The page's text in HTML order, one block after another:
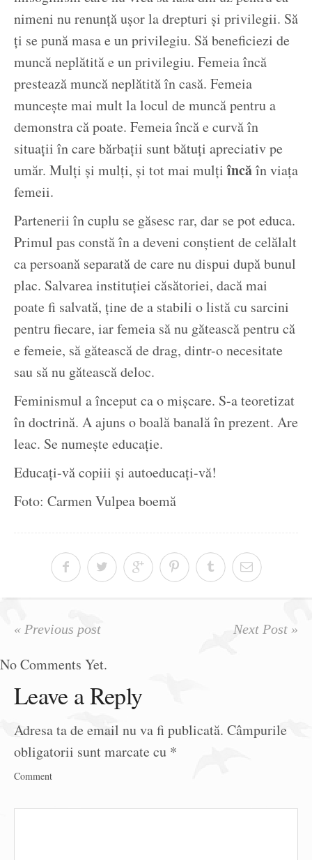
nimeni nu renunță ușor la drepturi și privilegii. Să
ți se pună masa e un privilegiu. Să beneficiezi de
muncă neplătită e un privilegiu. Femeia încă
prestează muncă neplătită în casă. Femeia
muncește mai mult la locul de muncă pentru a
demonstra că poate. Femeia încă e curvă în
situații în care bărbații sunt bătuți apreciativ pe
umăr. Mulți și mulți, și tot mai mulțiîncăîn viața
femeii.
Partenerii în cuplu se găsesc rar, dar se pot educa.
Primul pas constă în a deveni conștient de celălalt
ca persoană separată de care nu dispui după bunul
plac. Salvarea instituției căsătoriei, dacă mai
poate fi salvată, ține de a stabili o listă cu sarcini
pentru fiecare, iar femeia să nu gătească pentru că
e femeie, să gătească de drag, dintr-o necesitate
sau să nu gătească deloc.
Feminismul a început ca o mișcare. S-a teoretizat
în doctrină. A ajuns o boală banală în prezent. Are
leac. Se numește educație.
Educați-vă copiii și autoeducați-vă!
Foto: Carmen Vulpea boemă
« Previous post Next Post »
No Comments Yet.
Leave a Reply
Adresa ta de email nu va fi publicată. Câmpurile
obligatorii sunt marcate cu *
Comment